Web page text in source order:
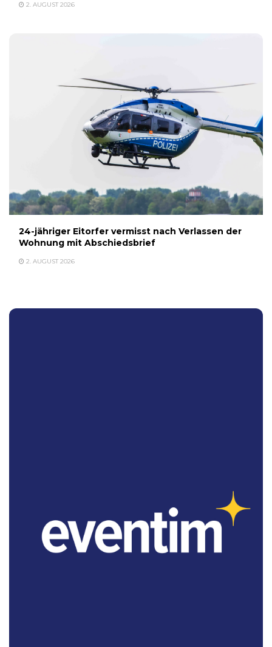
2. AUGUST 2026
24-jähriger Eitorfer vermisst nach Verlassen der
Wohnung mit Abschiedsbrief
2. AUGUST 2026